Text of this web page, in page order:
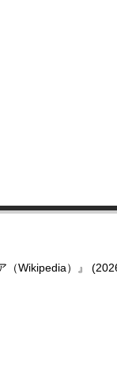
（Wikipedia）』